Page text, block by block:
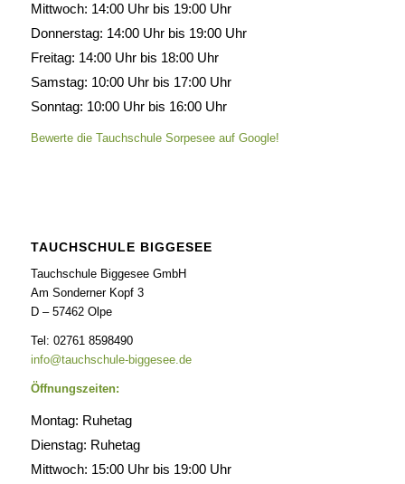
Mittwoch: 14:00 Uhr bis 19:00 Uhr
Donnerstag: 14:00 Uhr bis 19:00 Uhr
Freitag: 14:00 Uhr bis 18:00 Uhr
Samstag: 10:00 Uhr bis 17:00 Uhr
Sonntag: 10:00 Uhr bis 16:00 Uhr
Bewerte die Tauchschule Sorpesee auf Google!
TAUCHSCHULE BIGGESEE
Tauchschule Biggesee GmbH
Am Sonderner Kopf 3
D – 57462 Olpe
Tel: 02761 8598490
info@tauchschule-biggesee.de
Öffnungszeiten:
Montag: Ruhetag
Dienstag: Ruhetag
Mittwoch: 15:00 Uhr bis 19:00 Uhr